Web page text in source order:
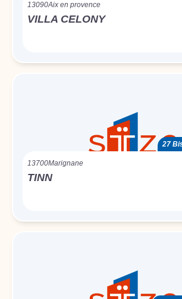
13090Aix en provence
VILLA CELONY
27
13700Marignane
TINN